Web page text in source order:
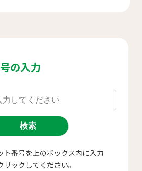
の入力
ト番号を上のボックス内に入力
ックしてください。